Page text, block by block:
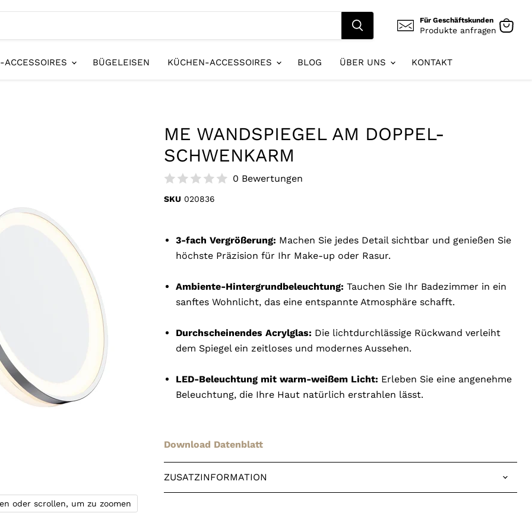
Für Geschäftskunden
Produkte anfragen
ACCESSOIRES BÜGELEISEN KÜCHEN-ACCESSOIRES BLOG ÜBER UNS KONTAKT
oder scrollen, um zu zoomen
ME WANDSPIEGEL AM DOPPEL-
SCHWENKARM
0 Bewertungen
SKU 020836
3-fach Vergrößerung: Machen Sie jedes Detail sichtbar und genießen Sie
höchste Präzision für Ihr Make-up oder Rasur.
Ambiente-Hintergrundbeleuchtung: Tauchen Sie Ihr Badezimmer in ein
sanftes Wohnlicht, das eine entspannte Atmosphäre schafft.
Durchscheinendes Acrylglas: Die lichtdurchlässige Rückwand verleiht
dem Spiegel ein zeitloses und modernes Aussehen.
LED-Beleuchtung mit warm-weißem Licht: Erleben Sie eine angenehme
Beleuchtung, die Ihre Haut natürlich erstrahlen lässt.
Download Datenblatt
ZUSATZINFORMATION